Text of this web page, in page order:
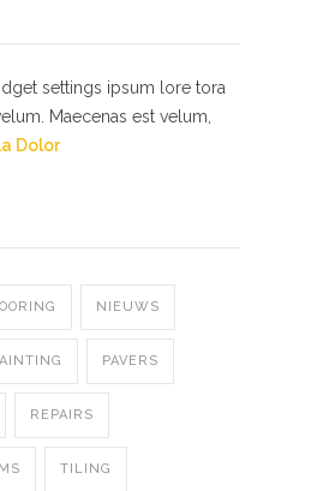
settings ipsum lore tora
Maecenas est velum,
Dolor
NIEUWS
PAVERS
REPAIRS
TILING